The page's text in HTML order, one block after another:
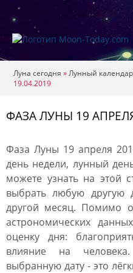
Луна сегодня »Лунный
19.04.2019
ФАЗА ЛУНЫ 19
Фаза Луны 19 апреля
день недели, лунный
можете узнать на этой
выбрать любую другую
другой месяц. Помимо
астрономических
оценку дня:
влияние на
выбранную дату - это